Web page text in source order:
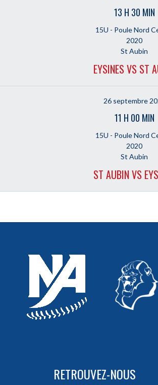
13 H 30 MIN
15U - Poule Nord
2020
St Aubin
EYSINES VS ST
26 septembre
11 H 00 MIN
15U - Poule Nord
2020
St Aubin
ST AUBIN VS
RETROUVEZ-NOUS